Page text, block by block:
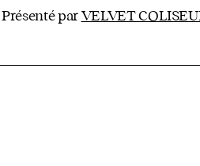
Présenté par VELVET